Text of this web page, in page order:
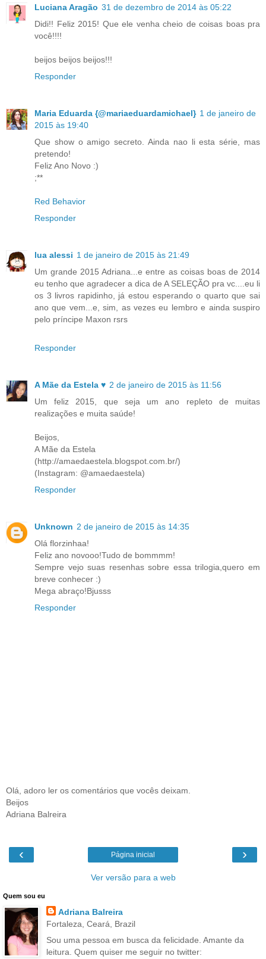
Luciana Aragão 31 de dezembro de 2014 às 05:22
Didi!! Feliz 2015! Que ele venha cheio de coisas boas pra
você!!!!
beijos beijos beijos!!!
Responder
Maria Eduarda {@mariaeduardamichael} 1 de janeiro de
2015 às 19:40
Que show o amigo secreto. Ainda nao li esta série, mas
pretendo!
Feliz Ano Novo :)
;**
Red Behavior
Responder
lua alessi 1 de janeiro de 2015 às 21:49
Um grande 2015 Adriana...e entre as coisas boas de 2014
eu tenho que agradecer a dica de A SELEÇÃO pra vc....eu li
os 3 livros rapidinho, já estou esperando o quarto que sai
ano que vem...e, sim, as vezes eu lembro e ainda suspiro
pelo príncipe Maxon rsrs
Responder
A Mãe da Estela ♥ 2 de janeiro de 2015 às 11:56
Um feliz 2015, que seja um ano repleto de muitas
realizações e muita saúde!
Beijos,
A Mãe da Estela
(http://amaedaestela.blogspot.com.br/)
(Instagram: @amaedaestela)
Responder
Unknown 2 de janeiro de 2015 às 14:35
Olá florzinhaa!
Feliz ano novooo!Tudo de bommmm!
Sempre vejo suas resenhas sobre essa trilogia,quero em
breve conhecer :)
Mega abraço!Bjusss
Responder
Olá, adoro ler os comentários que vocês deixam.
Beijos
Adriana Balreira
‹ ›
Página inicial
Ver versão para a web
Quem sou eu
Adriana Balreira
Fortaleza, Ceará, Brazil
Sou uma pessoa em busca da felicidade. Amante da
leitura. Quem quiser me seguir no twitter: